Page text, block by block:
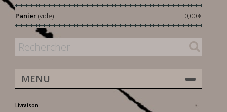
Panier 0,00 €
|
(vide)
MENU
Livraison